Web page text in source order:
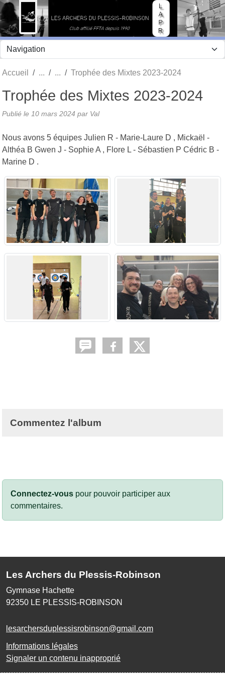
Accueil Trophée des Mixtes 2023-2024
Trophée des Mixtes 2023-2024
Publié le 10 mars 2024 par Val
Nous avons 5 équipes Julien R - Marie-Laure D , Mickaël -
Althéa B Gwen J - Sophie A , Flore L - Sébastien P Cédric B -
Marine D .
Commentez l'album
Connectez-vous pour pouvoir participer aux
commentaires.
Les Archers du Plessis-Robinson
Gymnase Hachette
92350 LE PLESSIS-ROBINSON
lesarchersduplessisrobinson@gmail.com
Informations légales
Signaler un contenu inapproprié
Panneau de gestion des cookies